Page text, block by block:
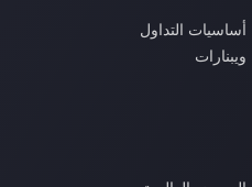
أساسيات التداول
ويبنارات